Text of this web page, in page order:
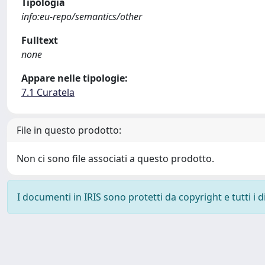
info:eu-repo/semantics/other
Fulltext
none
Appare nelle tipologie:
7.1 Curatela
File in questo prodotto:
Non ci sono file associati a questo prodotto.
I documenti in IRIS sono protetti da copyright e tutti i